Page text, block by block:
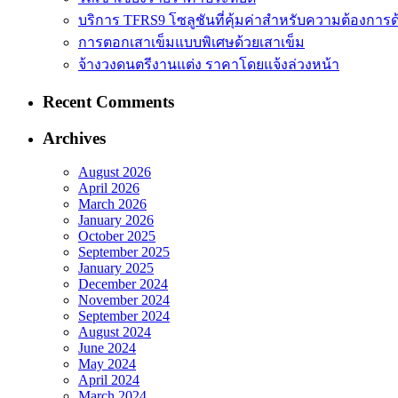
บริการ TFRS9 โซลูชันที่คุ้มค่าสำหรับความต้องกา
การตอกเสาเข็มแบบพิเศษด้วยเสาเข็ม
จ้างวงดนตรีงานแต่ง ราคาโดยแจ้งล่วงหน้า
Recent Comments
Archives
August 2026
April 2026
March 2026
January 2026
October 2025
September 2025
January 2025
December 2024
November 2024
September 2024
August 2024
June 2024
May 2024
April 2024